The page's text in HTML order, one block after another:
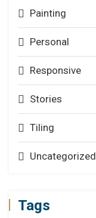
Painting
Personal
Responsive
Stories
Tiling
Uncategorized
Tags